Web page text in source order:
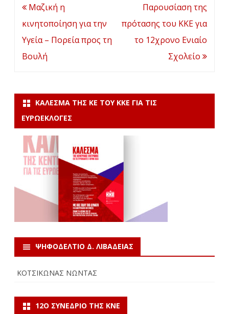
Πλοήγηση
άρθρων
Μαζική η
κινητοποίηση για την
Υγεία – Πορεία προς τη
Βουλή
Παρουσίαση της
πρότασης του ΚΚΕ για
το 12χρονο Ενιαίο
Σχολείο
ΚΆΛΕΣΜΑ ΤΗΣ ΚΕ ΤΟΥ ΚΚΕ ΓΙΑ ΤΙΣ
ΕΥΡΩΕΚΛΟΓΈΣ
ΨΗΦΟΔΕΛΤΙΟ Δ. ΛΙΒΑΔΕΙΑΣ
ΚΟΤΣΙΚΩΝΑΣ ΝΩΝΤΑΣ
12Ο ΣΥΝΈΔΡΙΟ ΤΗΣ ΚΝΕ